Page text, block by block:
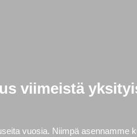
viimeistä
vuosia. Niimpä asennamme